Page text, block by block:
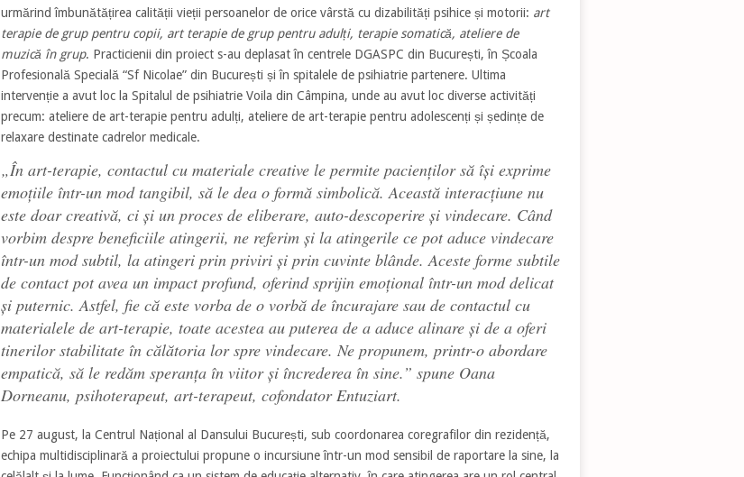
urmărind îmbunătățirea calității vieții persoanelor de orice vârstă cu dizabilități psihice și motorii: art
terapie de grup pentru copii, art terapie de grup pentru adulți, terapie somatică, ateliere de
muzică în grup. Practicienii din proiect s-au deplasat în centrele DGASPC din București, în Școala
Profesională Specială “Sf Nicolae” din București și în spitalele de psihiatrie partenere. Ultima
intervenție a avut loc la Spitalul de psihiatrie Voila din Câmpina, unde au avut loc diverse activități
precum: ateliere de art-terapie pentru adulți, ateliere de art-terapie pentru adolescenți și ședințe de
relaxare destinate cadrelor medicale.
„În art-terapie, contactul cu materiale creative le permite pacienților să își exprime
emoțiile într-un mod tangibil, să le dea o formă simbolică. Această interacțiune nu
este doar creativă, ci și un proces de eliberare, auto-descoperire și vindecare. Când
vorbim despre beneficiile atingerii, ne referim și la atingerile ce pot aduce vindecare
într-un mod subtil, la atingeri prin priviri și prin cuvinte blânde. Aceste forme subtile
de contact pot avea un impact profund, oferind sprijin emoțional într-un mod delicat
și puternic. Astfel, fie că este vorba de o vorbă de încurajare sau de contactul cu
materialele de art-terapie, toate acestea au puterea de a aduce alinare și de a oferi
tinerilor stabilitate în călătoria lor spre vindecare. Ne propunem, printr-o abordare
empatică, să le redăm speranța în viitor și încrederea în sine.” spune Oana
Dorneanu, psihoterapeut, art-terapeut, cofondator Entuziart.
Pe 27 august, la Centrul Național al Dansului București, sub coordonarea coregrafilor din rezidență,
echipa multidisciplinară a proiectului propune o incursiune într-un mod sensibil de raportare la sine, la